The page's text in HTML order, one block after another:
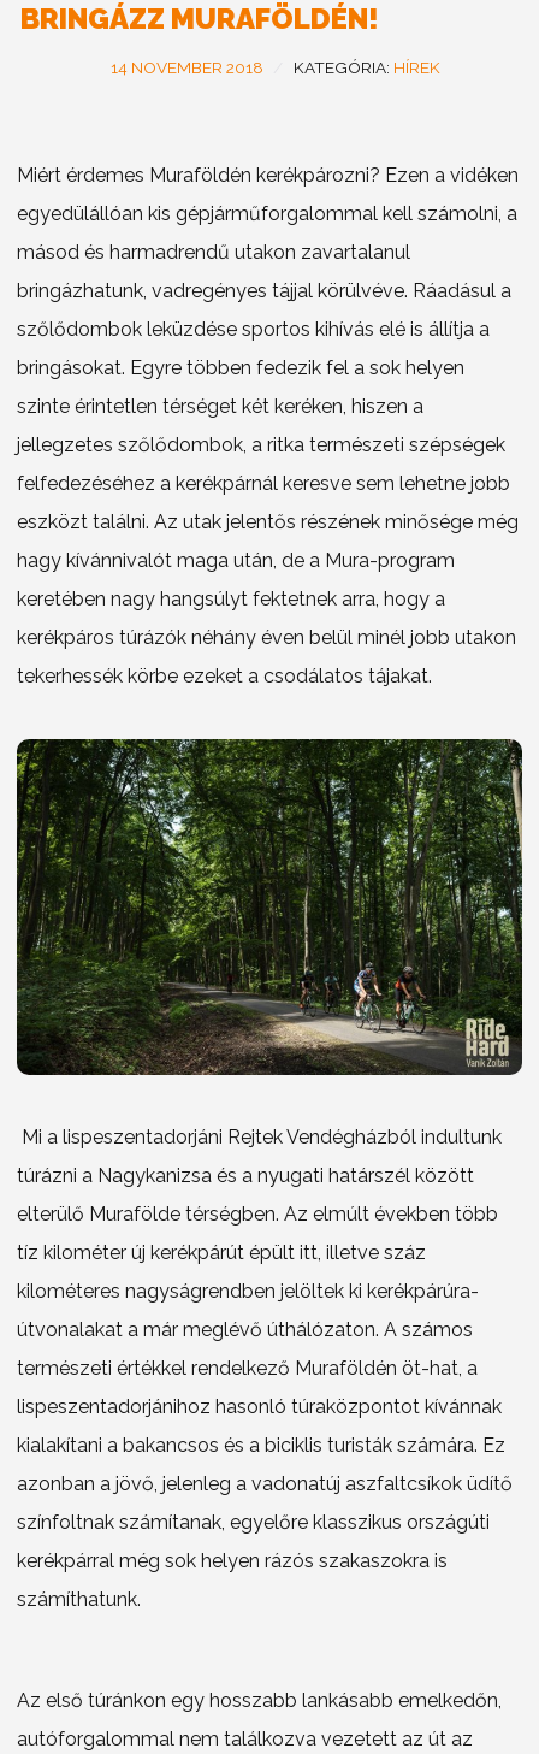
BRINGÁZZ MURAFÖLDÉN!
14 NOVEMBER 2018 KATEGÓRIA: HÍREK
Miért érdemes Muraföldén kerékpározni? Ezen a vidéken
egyedülállóan kis gépjárműforgalommal kell számolni, a
másod és harmadrendű utakon zavartalanul
bringázhatunk, vadregényes tájjal körülvéve. Ráadásul a
szőlődombok leküzdése sportos kihívás elé is állítja a
bringásokat. Egyre többen fedezik fel a sok helyen
szinte érintetlen térséget két keréken, hiszen a
jellegzetes szőlődombok, a ritka természeti szépségek
felfedezéséhez a kerékpárnál keresve sem lehetne jobb
eszközt találni. Az utak jelentős részének minősége még
hagy kívánnivalót maga után, de a Mura-program
keretében nagy hangsúlyt fektetnek arra, hogy a
kerékpáros túrázók néhány éven belül minél jobb utakon
tekerhessék körbe ezeket a csodálatos tájakat.
Mi a lispeszentadorjáni Rejtek Vendégházból indultunk
túrázni a Nagykanizsa és a nyugati határszél között
elterülő Murafölde térségben. Az elmúlt években több
tíz kilométer új kerékpárút épült itt, illetve száz
kilométeres nagyságrendben jelöltek ki kerékpárúra-
útvonalakat a már meglévő úthálózaton. A számos
természeti értékkel rendelkező Muraföldén öt-hat, a
lispeszentadorjánihoz hasonló túraközpontot kívánnak
kialakítani a bakancsos és a biciklis turisták számára. Ez
azonban a jövő, jelenleg a vadonatúj aszfaltcsíkok üdítő
színfoltnak számítanak, egyelőre klasszikus országúti
kerékpárral még sok helyen rázós szakaszokra is
számíthatunk.
Az első túránkon egy hosszabb lankásabb emelkedőn,
autóforgalommal nem találkozva vezetett az út az